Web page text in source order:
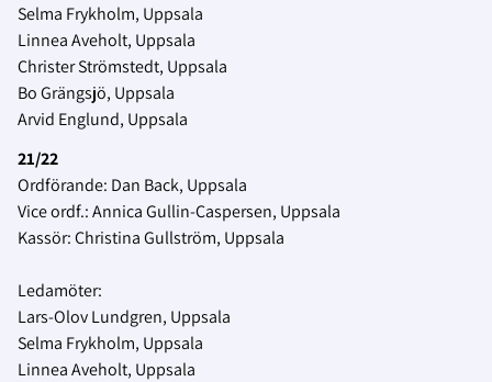
Selma Frykholm, Uppsala
Linnea Aveholt, Uppsala
Christer Strömstedt, Uppsala
Bo Grängsjö, Uppsala
Arvid Englund, Uppsala
21/22
Ordförande: Dan Back, Uppsala
Vice ordf.: Annica Gullin-Caspersen, Uppsala
Kassör: Christina Gullström, Uppsala
Ledamöter:
Lars-Olov Lundgren, Uppsala
Selma Frykholm, Uppsala
Linnea Aveholt, Uppsala